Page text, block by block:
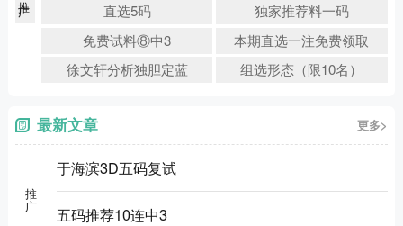
直选5码
独家推荐料一码
免费试料⑧中3
本期直选一注免费领取
徐文轩分析独胆定蓝
组选形态（限10名）
最新文章 更多>
推广
于海滨3D五码复试
五码推荐10连中3